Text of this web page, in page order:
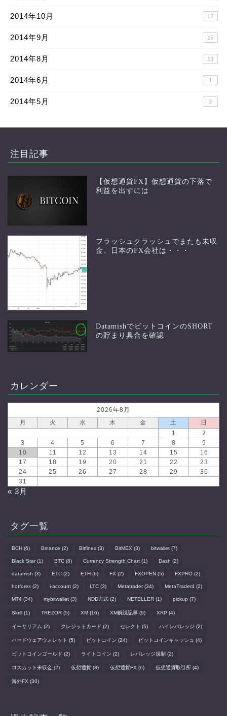
2014年10月 12
2014年9月 15
2014年8月 13
2014年6月 1
2014年5月 3
注目記事
【仮想通貨FX】仮想通貨の下落で
利益を出すには
フラッシュクラッシュでまたも未収
金、日本のFX会社は・・・
DatamishでビットコインのSHORT
の貯まり具合を確認
カレンダー
2026年8月
月
火 水 木 金 土
日
1
2
3
4 5 6 7 8
9
10
11 12 13 14 15
16
17
18 19 20 21 22
23
24
25 26 27 28 29
30
31
« 3月
タグ一覧
BCH (6) Binance (2) Bitfinex (3) BitMEX (3) bitwallet (7)
Black Star(1) BTC (8) Currency Strength Chart (1) Dash (2)
datamish (3) ETC (2) ETH (6) FX (2) FXOPEN (5) FXPRO (2)
hotforex (2) i-account (2) LTC (3) Metatrader(34) MetaTrader4 (2)
MT4 (34) mybitwallet (3) NDD方式 (2) NETELLER (1) pickup (7)
Skrill (1) TREZOR (5) XM (16) XM解説記事 (9) XRP (4)
イーサリアム (2) クレジットカード (2) セレクト (5) ハイレバレッジ (2)
ハードウェアウォレット (5) ビットコイン (24) ビットコインキャッシュ (4)
ビットコインゴールド (2) ライトコイン (2) レバレッジ規制 (2)
ロスカット未収金 (2) 仮想通貨 (8) 仮想通貨FX (6) 仮想通貨取引所 (4)
海外FX (30)